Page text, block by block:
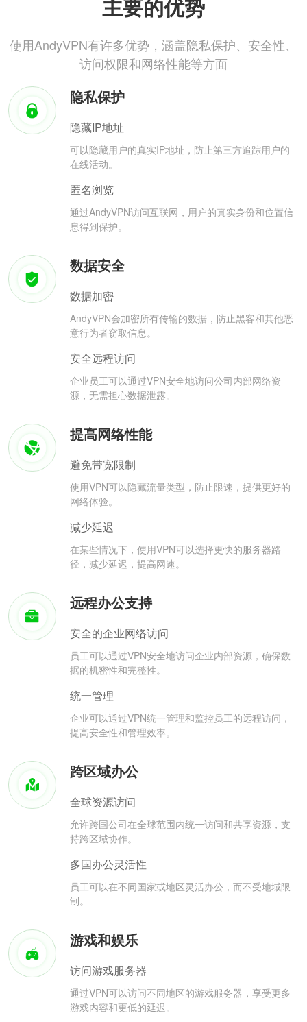
主要的优势
使用AndyVPN有许多优势，涵盖隐私保护、安全性、
访问权限和网络性能等方面
隐私保护
隐藏IP地址
可以隐藏用户的真实IP地址，防止第三方追踪用户的
在线活动。
匿名浏览
通过AndyVPN访问互联网，用户的真实身份和位置信
息得到保护。
数据安全
数据加密
AndyVPN会加密所有传输的数据，防止黑客和其他恶
意行为者窃取信息。
安全远程访问
企业员工可以通过VPN安全地访问公司内部网络资
源，无需担心数据泄露。
提高网络性能
避免带宽限制
使用VPN可以隐藏流量类型，防止限速，提供更好的
网络体验。
减少延迟
在某些情况下，使用VPN可以选择更快的服务器路
径，减少延迟，提高网速。
远程办公支持
安全的企业网络访问
员工可以通过VPN安全地访问企业内部资源，确保数
据的机密性和完整性。
统一管理
企业可以通过VPN统一管理和监控员工的远程访问，
提高安全性和管理效率。
跨区域办公
全球资源访问
允许跨国公司在全球范围内统一访问和共享资源，支
持跨区域协作。
多国办公灵活性
员工可以在不同国家或地区灵活办公，而不受地域限
制。
游戏和娱乐
访问游戏服务器
通过VPN可以访问不同地区的游戏服务器，享受更多
游戏内容和更低的延迟。